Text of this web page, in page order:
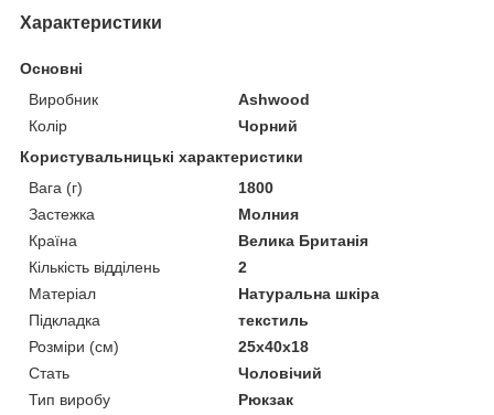
Характеристики
Основні
Виробник
Ashwood
Колір
Чорний
Користувальницькі характеристики
Вага (г)
1800
Застежка
Молния
Країна
Велика Британія
Кількість відділень
2
Матеріал
Натуральна шкіра
Підкладка
текстиль
Розміри (см)
25х40х18
Стать
Чоловічий
Тип виробу
Рюкзак